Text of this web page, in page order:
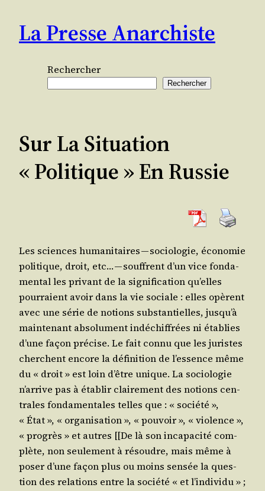
contenu
La Presse Anarchiste
Rechercher
Rechercher
Sur La Situation
« Politique » En Russie
Les sciences huma­ni­taires — socio­lo­gie, éco­no­mie
poli­tique, droit, etc… — souffrent d’un vice fon­da­
men­tal les pri­vant de la signi­fi­ca­tion qu’elles
pour­raient avoir dans la vie sociale : elles opèrent
avec une série de notions sub­stan­tielles, jusqu’à
main­te­nant abso­lu­ment indé­chif­frées ni éta­blies
d’une façon pré­cise. Le fait connu que les juristes
cherchent encore la défi­ni­tion de l’essence même
du « droit » est loin d’être unique. La socio­lo­gie
n’arrive pas à éta­blir clai­re­ment des notions cen­
trales fon­da­men­tales telles que : « socié­té »,
« État », « orga­ni­sa­tion », « pou­voir », « vio­lence »,
« pro­grès » et autres [[De là son inca­pa­ci­té com­
plète, non seule­ment à résoudre, mais même à
poser d’une façon plus ou moins sen­sée la ques­
tion des rela­tions entre la socié­té « et l’individu » ;